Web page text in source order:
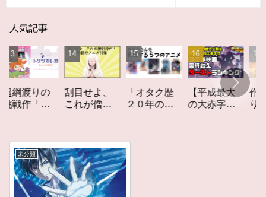
人気記事
りの
「ト
刮目せよ、
これが僧侶
メ」特集ア
ニメコラム
「オタク歴
２０年の私
メ」アニメ
コラム #私を
構成する5つ
のアニメ
【平成最大
の大赤字】
作家性の
りかす「
未分類